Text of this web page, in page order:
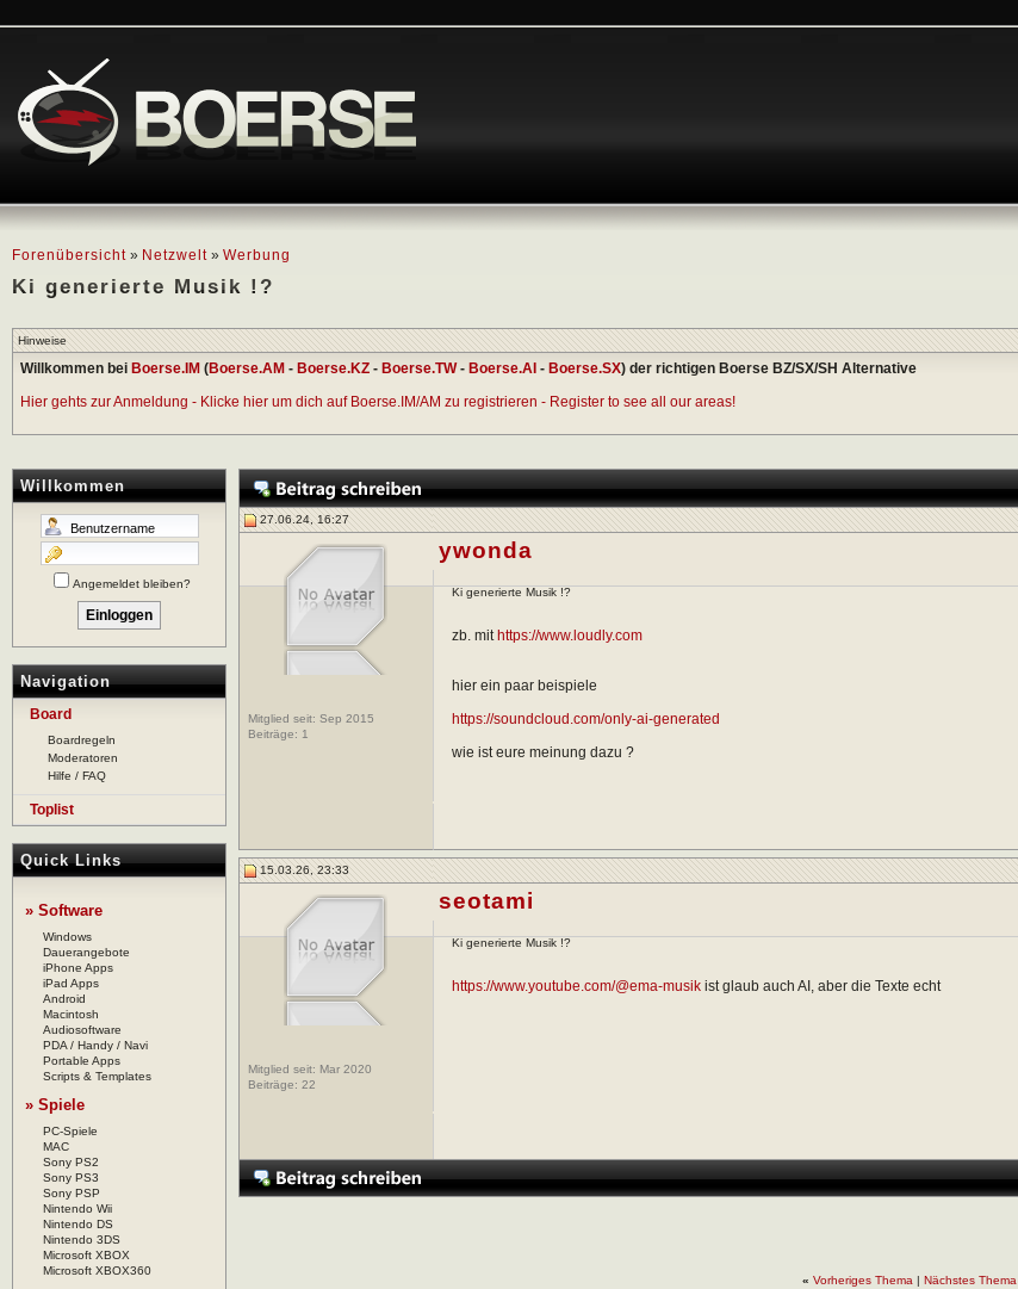
Forenübersicht » Netzwelt » Werbung
Ki generierte Musik !?
Hinweise
Willkommen bei Boerse.IM (Boerse.AM - Boerse.KZ - Boerse.TW- Boerse.AI - Boerse.SX) der richtigen Boerse BZ/SX/SH Alternative
Hier gehts zur Anmeldung - Klicke hier um dich auf Boerse.IM/AM zu registrieren - Register to see all our areas!
Willkommen
Angemeldet bleiben?
Navigation
Board
Boardregeln
Moderatoren
Hilfe / FAQ
Toplist
Quick Links
» Software
Windows
Dauerangebote
iPhone Apps
iPad Apps
Android
Macintosh
Audiosoftware
PDA / Handy / Navi
Portable Apps
Scripts & Templates
» Spiele
PC-Spiele
MAC
Sony PS2
Sony PS3
Sony PSP
Nintendo Wii
Nintendo DS
Nintendo 3DS
Microsoft XBOX
Microsoft XBOX360
27.06.24, 16:27
Mitglied seit: Sep 2015
Beiträge: 1
ywonda
Ki generierte Musik !?
zb. mit https://www.loudly.com
hier ein paar beispiele
https://soundcloud.com/only-ai-generated
wie ist eure meinung dazu ?
15.03.26, 23:33
Mitglied seit: Mar 2020
Beiträge: 22
seotami
Ki generierte Musik !?
https://www.youtube.com/@ema-musik ist glaub auch AI, aber die Texte echt
« Vorheriges Thema| Nächstes Thema